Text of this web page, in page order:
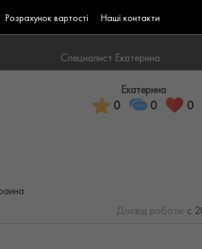
Розрахунок вартості Наші контакти
Специалист Екатерина
Екатерина
0 0 0
Досвід роботи: с